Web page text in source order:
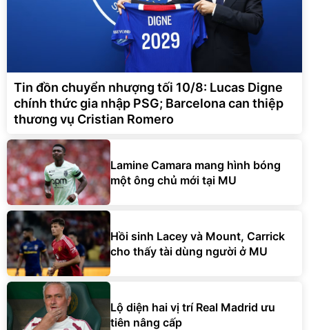
Tin đồn chuyển nhượng tối 10/8: Lucas Digne
chính thức gia nhập PSG; Barcelona can thiệp
thương vụ Cristian Romero
Lamine Camara mang hình bóng
một ông chủ mới tại MU
Hồi sinh Lacey và Mount, Carrick
cho thấy tài dùng người ở MU
Lộ diện hai vị trí Real Madrid ưu
tiên nâng cấp